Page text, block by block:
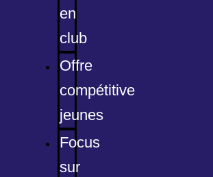
en
club
Offre
compétitive
jeunes
Focus
sur